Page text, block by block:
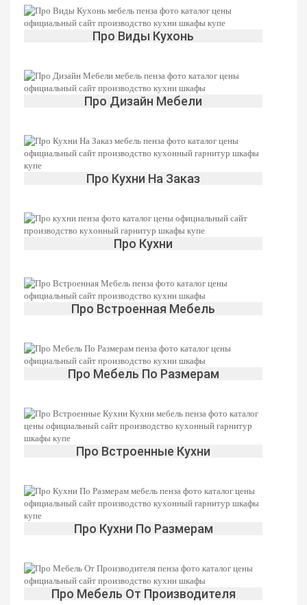
Про Виды Кухонь
Про Дизайн Мебели
Про Кухни На Заказ
Про Кухни
Про Встроенная Мебель
Про Мебель По Размерам
Про Встроенные Кухни
Про Кухни По Размерам
Про Мебель От Производителя
Да Изменить